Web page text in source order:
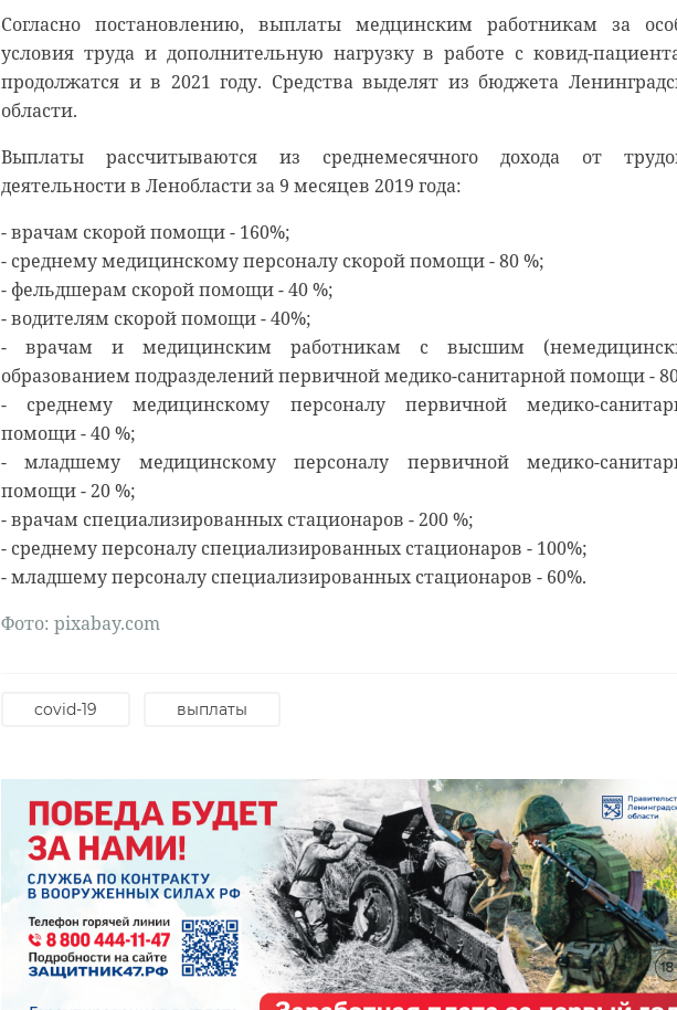
Согласно постановлению, выплаты медцинским работникам за
условия труда и дополнительную нагрузку в работе с ковид-
продолжатся и в 2021 году. Средства выделят из бюджета
области.
Выплаты рассчитываются из среднемесячного дохода от
деятельности в Ленобласти за 9 месяцев 2019 года:
- врачам скорой помощи - 160%;
- среднему медицинскому персоналу скорой помощи - 80 %;
- фельдшерам скорой помощи - 40 %;
- водителям скорой помощи - 40%;
- врачам и медицинским работникам с высшим
образованием подразделений первичной медико-санитарной помощи -
- среднему медицинскому персоналу первичной медико-
помощи - 40 %;
- младшему медицинскому персоналу первичной медико-
помощи - 20 %;
- врачам специализированных стационаров - 200 %;
- среднему персоналу специализированных стационаров - 100%;
- младшему персоналу специализированных стационаров - 60%.
Фото: pixabay.com
covid-19 выплаты
В Гатчинском районе
добровольцы реставрируют
“особняк с привидениями” XIX
века
18 августа 2020, 16:53
Подписывайтесь на нас в
Сейчас расчищают рамы, снимают старый слой краски. Реставрируют
уникальные витражи в морском стиле. Впереди шпаклевка дома,
пенькой, антибиологическая и противопожарная обработка.
гатчинский район
Уникальную
реликвию XVI
века привезли на
В Приоратском
парке
завершается
реставрация
Водонапо ...
В
иконы
Сосновоборец разгадал тайну
могилы на старинном
кладбище и узнал много
об истории города
11 февраля 2020, 14:59
Подписывайтесь на нас в
Руслан Семенченко мечтает, чтобы историки-профессионалы больше
о жизни Анны. В этом году бельгийские архивы рассекретят документы
летней давности и, может тогда, удастся узнать, какой была жизнь Анны
Беквор и других бельгийцев в Сосновом Бору.